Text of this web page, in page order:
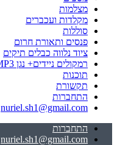
מצלמות
מקלדות ועכברים
סוללות
פנסים ותאורת חרום
ציוד נלווה כבלים תיקים
רמקולים ניידים+ נגן MP3
תוכנות
תקשורת
התחברות
nuriel.sh1@gmail.com
התחברות
nuriel.sh1@gmail.com